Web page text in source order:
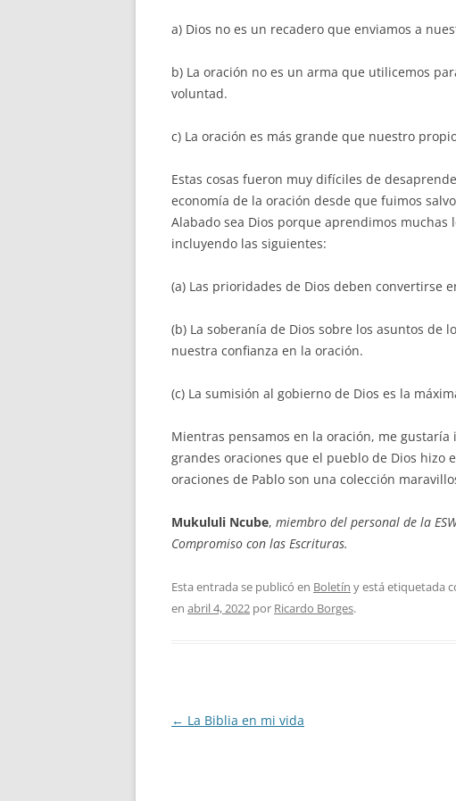
a) Dios no es un recadero que enviamos a
b) La oración no es un arma que utilicemos
voluntad.
c) La oración es más grande que nuestro
Estas cosas fueron muy difíciles de
economía de la oración desde que fuimos
Alabado sea Dios porque aprendimos muchas
incluyendo las siguientes:
(a) Las prioridades de Dios deben convertirse
(b) La soberanía de Dios sobre los asuntos de
nuestra confianza en la oración.
(c) La sumisión al gobierno de Dios es la
Mientras pensamos en la oración, me
grandes oraciones que el pueblo de Dios hizo
oraciones de Pablo son una colección
Mukululi Ncube, miembro del personal de la
Compromiso con las Escrituras.
Esta entrada se publicó en Boletín y está etiquetada
en abril 4, 2022 por Ricardo Borges.
Navegación
← La Biblia en mi vida